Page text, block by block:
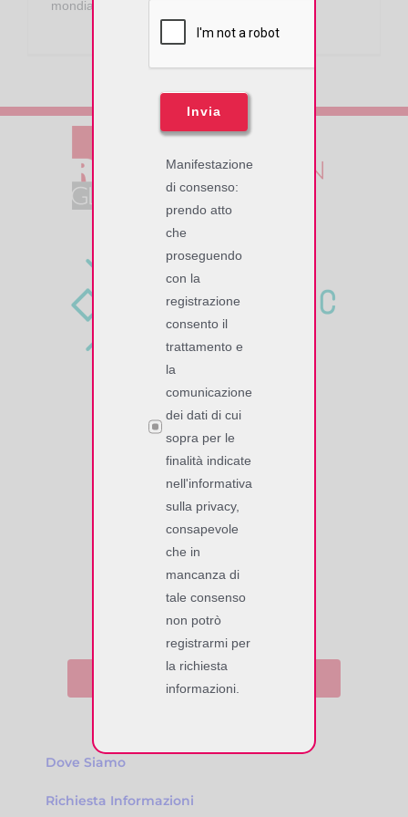
mondiali...
SOFTWORK SrL
Via Giuseppe Zanardelli, 13/A
25062 Concesio (BS), Italy
Tel. +39 030 2008149 r.a.
P. IVA/C.F. 02118770177
codice SDI – KRRH6B9
Dove Siamo
Richiesta Informazioni
Invia
Manifestazione
di consenso:
prendo atto
che
proseguendo
con la
registrazione
consento il
trattamento e
la
comunicazione
dei dati di cui
sopra per le
finalità indicate
nell'informativa
sulla privacy,
consapevole
che in
mancanza di
tale consenso
non potrò
registrarmi per
la richiesta
informazioni.